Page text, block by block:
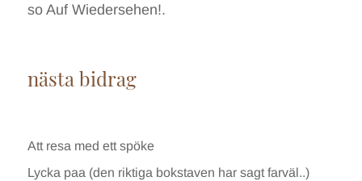
so Auf Wiedersehen!.
nästa bidrag
Att resa med ett spöke
Lycka paa (den riktiga bokstaven har sagt farväl..)